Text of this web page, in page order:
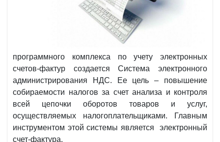
программного комплекса по учету электронных
счетов-фактур создается Система электронного
администрирования НДС. Ее цель – повышение
собираемости налогов за счет анализа и контроля
всей цепочки оборотов товаров и услуг,
осуществляемых налогоплательщиками. Главным
инструментом этой системы является электронный
счет-фактура.